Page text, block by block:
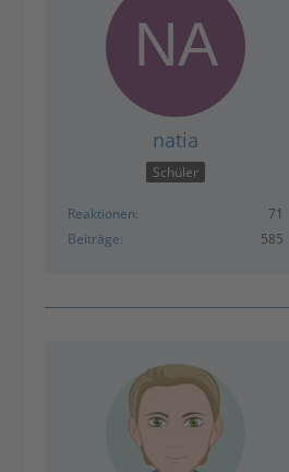
natia
Schüler
Reaktionen
71
Beiträge
585